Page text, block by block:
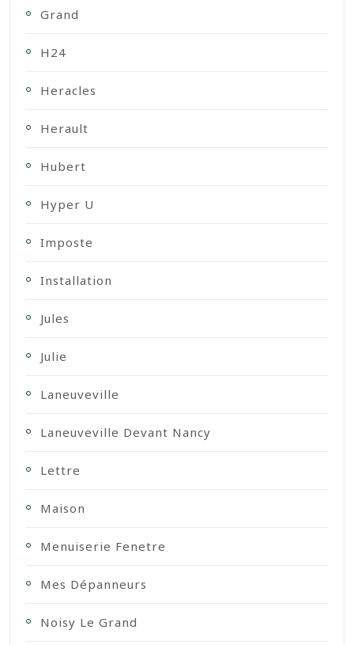
Grand
H24
Heracles
Herault
Hubert
Hyper U
Imposte
Installation
Jules
Julie
Laneuveville
Laneuveville Devant Nancy
Lettre
Maison
Menuiserie Fenetre
Mes Dépanneurs
Noisy Le Grand